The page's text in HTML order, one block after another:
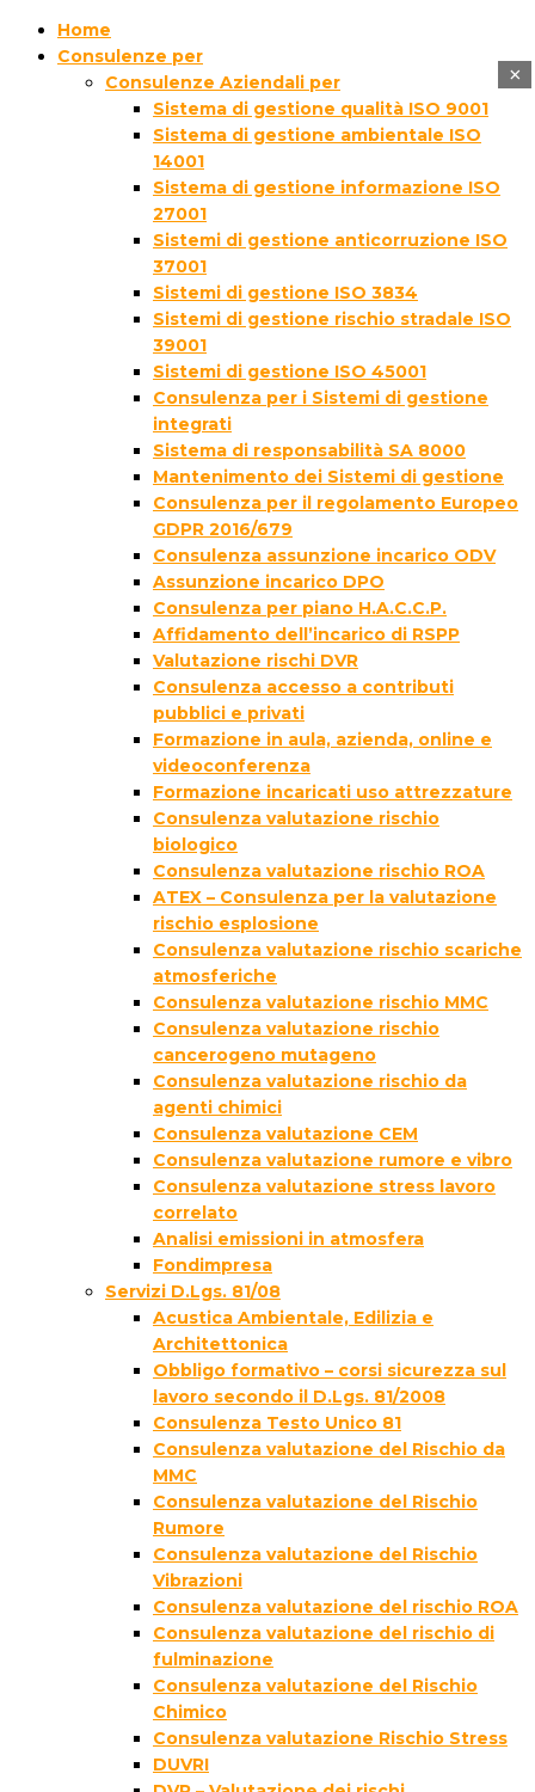
Home
Consulenze per
Consulenze Aziendali per
Sistema di gestione qualità ISO 9001
Sistema di gestione ambientale ISO
14001
Sistema di gestione informazione ISO
27001
Sistemi di gestione anticorruzione ISO
37001
Sistemi di gestione ISO 3834
Sistemi di gestione rischio stradale ISO
39001
Sistemi di gestione ISO 45001
Consulenza per i Sistemi di gestione
integrati
Sistema di responsabilità SA 8000
Mantenimento dei Sistemi di gestione
Consulenza per il regolamento Europeo
GDPR 2016/679
Consulenza assunzione incarico ODV
Assunzione incarico DPO
Consulenza per piano H.A.C.C.P.
Affidamento dell’incarico di RSPP
Valutazione rischi DVR
Consulenza accesso a contributi
pubblici e privati
Formazione in aula, azienda, online e
videoconferenza
Formazione incaricati uso attrezzature
Consulenza valutazione rischio
biologico
Consulenza valutazione rischio ROA
ATEX – Consulenza per la valutazione
rischio esplosione
Consulenza valutazione rischio scariche
atmosferiche
Consulenza valutazione rischio MMC
Consulenza valutazione rischio
cancerogeno mutageno
Consulenza valutazione rischio da
agenti chimici
Consulenza valutazione CEM
Consulenza valutazione rumore e vibro
Consulenza valutazione stress lavoro
correlato
Analisi emissioni in atmosfera
Fondimpresa
Servizi D.Lgs. 81/08
Acustica Ambientale, Edilizia e
Architettonica
Obbligo formativo – corsi sicurezza sul
lavoro secondo il D.Lgs. 81/2008
Consulenza Testo Unico 81
Consulenza valutazione del Rischio da
MMC
Consulenza valutazione del Rischio
Rumore
Consulenza valutazione del Rischio
Vibrazioni
Consulenza valutazione del rischio ROA
Consulenza valutazione del rischio di
fulminazione
Consulenza valutazione del Rischio
Chimico
Consulenza valutazione Rischio Stress
DUVRI
×